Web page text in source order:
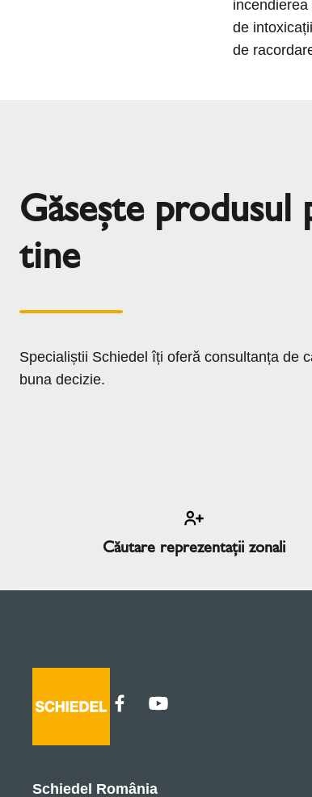
de
de
Găsește
tine
Specialiștii Schiedel îți oferă consultanța de
buna decizie.
Căutare reprezentaţii zonali
Schiedel România